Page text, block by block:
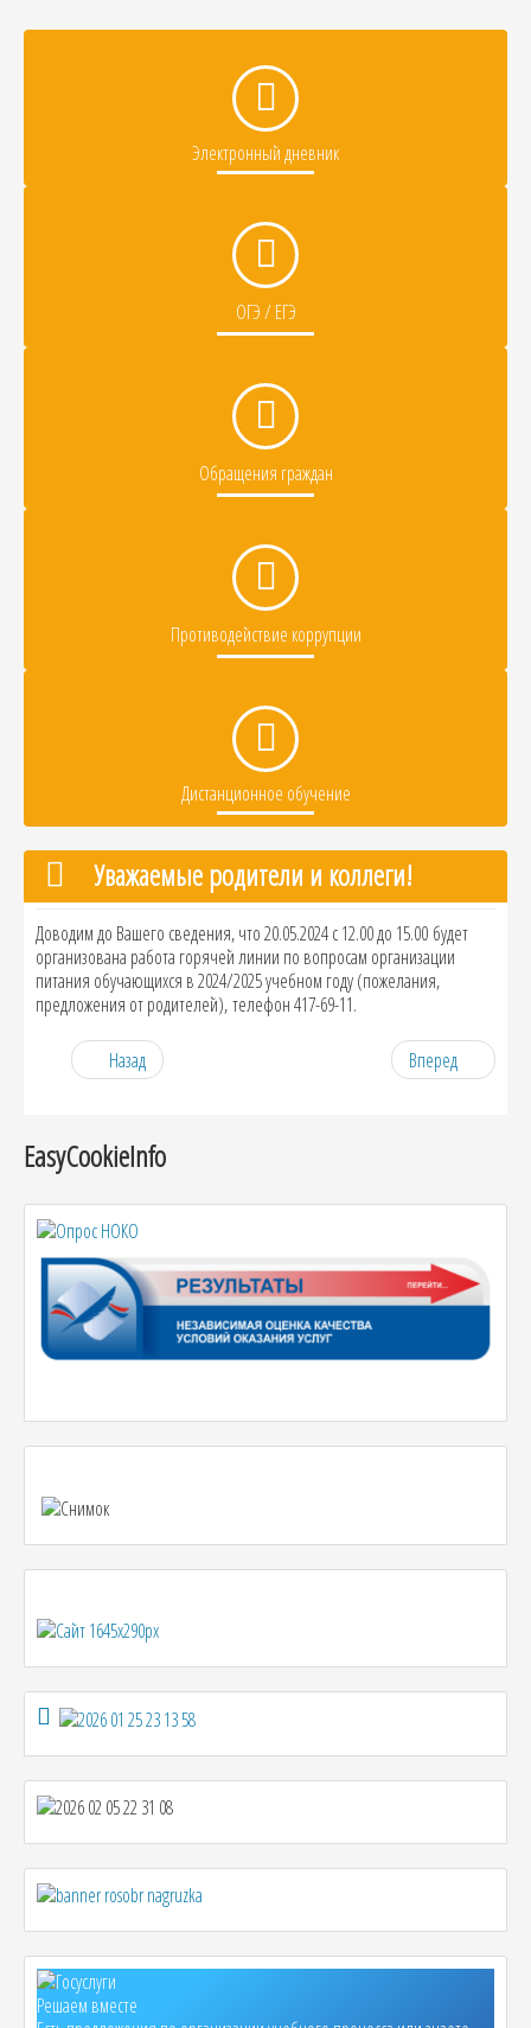
Электронный дневник
ОГЭ / ЕГЭ
Обращения граждан
Противодействие коррупции
Дистанционное обучение
Уважаемые родители и коллеги!
Доводим до Вашего сведения, что 20.05.2024 с 12.00 до 15.00 будет
организована работа горячей линии по вопросам организации
питания обучающихся в 2024/2025 учебном году (пожелания,
предложения от родителей), телефон 417-69-11.
Назад Вперед
EasyCookieInfo
Решаем вместе